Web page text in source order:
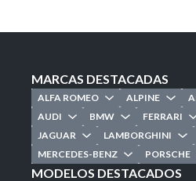
MARCAS DESTACADAS
ALFA ROMEO ALPINE
AUDI
BMW FERRARI
JAGUAR
LAMBORGHINI
MERCEDES-BENZ
PORSCHE
MODELOS DESTACADOS